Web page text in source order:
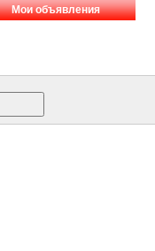
Мои объявления